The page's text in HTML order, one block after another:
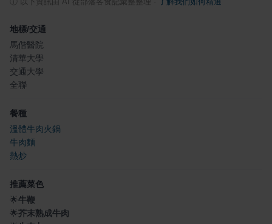
以下資訊由 AI 從部落客食記彙整整理 了解我們如何精選
地標/交通
馬偕醫院
清華大學
交通大學
全聯
餐種
溫體牛肉火鍋
牛肉麵
熱炒
推薦菜色
🌟牛鞭
🌟芥末熟成牛肉